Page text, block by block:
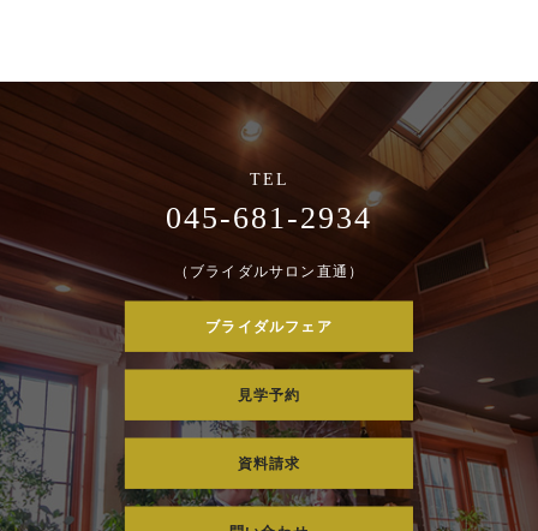
045-681-2934
（ブライダルサロン直通）
ブライダルフェア
見学予約
資料請求